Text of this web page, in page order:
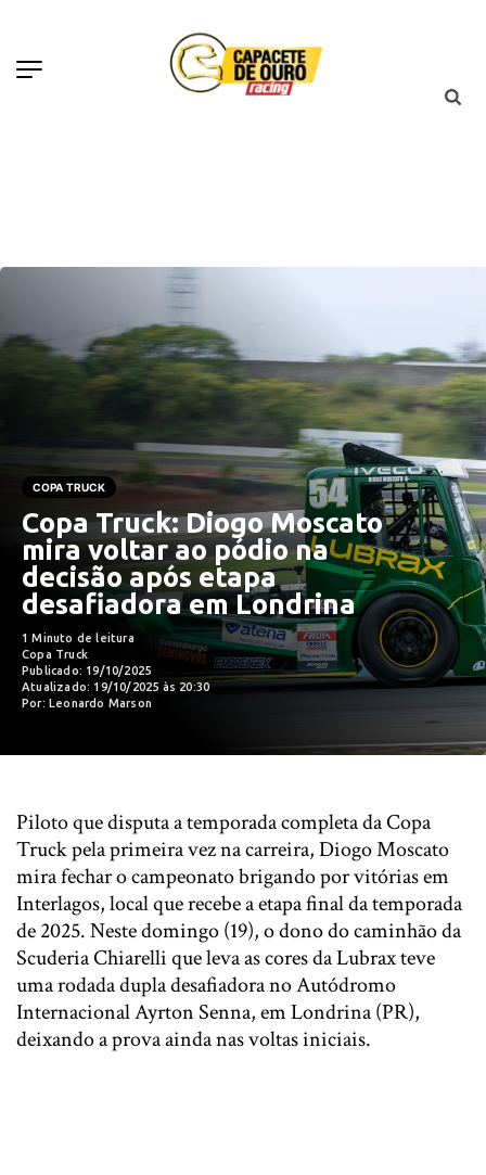
COPA TRUCK
Copa Truck: Diogo Moscato
mira voltar ao pódio na
decisão após etapa
desafiadora em Londrina
1 Minuto de leitura
Copa Truck
Publicado: 19/10/2025
Atualizado: 19/10/2025 às 20:30
Por: Leonardo Marson
Piloto que disputa a temporada completa da Copa
Truck pela primeira vez na carreira, Diogo Moscato
mira fechar o campeonato brigando por vitórias em
Interlagos, local que recebe a etapa final da temporada
de 2025. Neste domingo (19), o dono do caminhão da
Scuderia Chiarelli que leva as cores da Lubrax teve
uma rodada dupla desafiadora no Autódromo
Internacional Ayrton Senna, em Londrina (PR),
deixando a prova ainda nas voltas iniciais.